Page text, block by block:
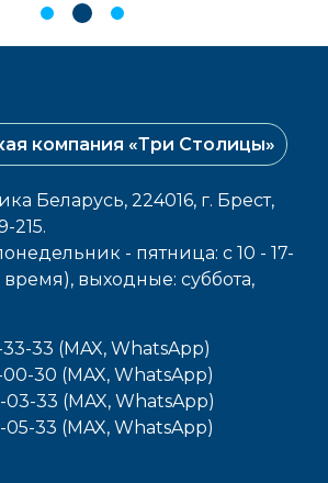
компания «Три Столицы»
Беларусь, 224016, г. Брест,
215.
- пятница: с 10 - 17-
выходные: cуббота,
33-33 (MAX, WhatsApp)
00-30 (MAX, WhatsApp)
03-33 (MAX, WhatsApp)
05-33 (MAX, WhatsApp)